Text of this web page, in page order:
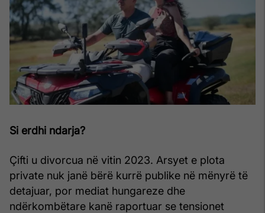
Si erdhi ndarja?
Çifti u divorcua në vitin 2023. Arsyet e plota
private nuk janë bërë kurrë publike në mënyrë të
detajuar, por mediat hungareze dhe
ndërkombëtare kanë raportuar se tensionet